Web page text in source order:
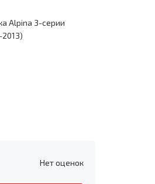
Alpina 3-серии
Нет оценок